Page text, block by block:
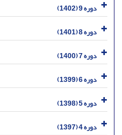
دوره 9 (1402)
دوره 8 (1401)
دوره 7 (1400)
دوره 6 (1399)
دوره 5 (1398)
دوره 4 (1397)